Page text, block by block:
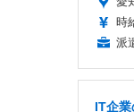
時
派
IT企